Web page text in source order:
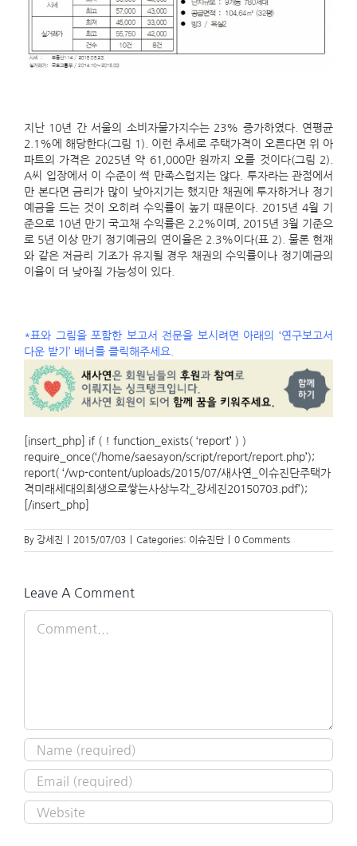
지난 10년 간 서울의 소비자물가지수는 23% 증가하였다. 연평균
2.1%에 해당한다(그림 1). 이런 추세로 주택가격이 오른다면 위 아
파트의 가격은 2025년 약 61,000만 원까지 오를 것이다(그림 2).
A씨 입장에서 이 수준이 썩 만족스럽지는 않다. 투자라는 관점에서
만 본다면 금리가 많이 낮아지기는 했지만 채권에 투자하거나 정기
예금을 드는 것이 오히려 수익률이 높기 때문이다. 2015년 4월 기
준으로 10년 만기 국고채 수익률은 2.2%이며, 2015년 3월 기준으
로 5년 이상 만기 정기예금의 연이율은 2.3%이다(표 2). 물론 현재
와 같은 저금리 기조가 유지될 경우 채권의 수익률이나 정기예금의
이율이 더 낮아질 가능성이 있다.
*표와 그림을 포함한 보고서 전문을 보시려면 아래의 ‘연구보고서
다운 받기’ 배너를 클릭해주세요.
[insert_php] if ( ! function_exists( ‘report’ ) )
require_once(‘/home/saesayon/script/report/report.php’);
report( ‘/wp-content/uploads/2015/07/새사연_이슈진단주택가
격미래세대의희생으로쌓는사상누각_강세진20150703.pdf’);
[/insert_php]
By 강세진 2015/07/03 Categories: 이슈진단 0 Comments
Leave A Comment